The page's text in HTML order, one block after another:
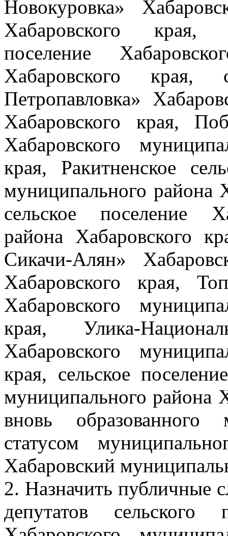
Новокуровка»
Хабаровского края,
поселение
Хабаровского края,
Петропавловка»
Хабаровского края,
Хабаровского
края, Ракитненское
муниципального района
сельское поселение
района Хабаровского
Сикачи-Алян»
Хабаровского края,
Хабаровского
края, Улика-
Хабаровского
края, сельское
муниципального района
вновь образованного
статусом
Хабаровский
2. Назначить публичные
депутатов